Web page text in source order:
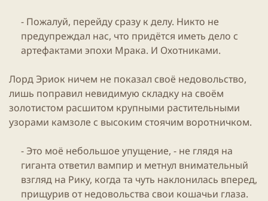
- Пожалуй, перейду сразу к делу. Никто не
предупреждал нас, что придётся иметь дело с
артефактами эпохи Мрака. И Охотниками.​
Лорд Эриок ничем не показал своё недовольство,
лишь поправил невидимую складку на своём
золотистом расшитом крупными растительными
узорами камзоле с высоким стоячим воротничком.
- Это моё небольшое упущение, - не глядя на
гиганта ответил вампир и метнул внимательный
взгляд на Рику, когда та чуть наклонилась вперед,
прищурив от недовольства свои кошачьи глаза.